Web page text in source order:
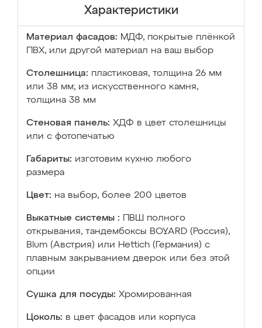
Характеристики
Материал фасадов: МДФ, покрытые плёнкой
ПВХ, или другой материал на ваш выбор
Столешница: пластиковая, толщина 26 мм
или 38 мм; из искусственного камня,
толщина 38 мм
Стеновая панель: ХДФ в цвет столешницы
или с фотопечатью
Габариты: изготовим кухню любого
размера
Цвет: на выбор, более 200 цветов
Выкатные системы :
ПВШ полного
открывания, тандембоксы BOYARD (Россия),
Blum (Австрия) или Hettich (Германия) с
плавным закрыванием дверок или без этой
опции
Сушка для посуды: Хромированная
Цоколь: в цвет фасадов или корпуса